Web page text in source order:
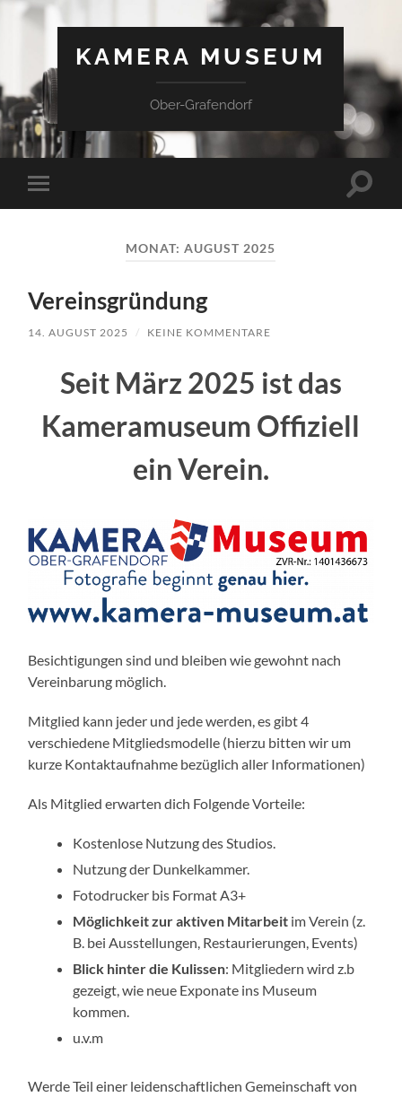
KAMERA MUSEUM
Ober-Grafendorf
Mobile-
Menü
MONAT:AUGUST 2025
Vereinsgründung
14. AUGUST 2025 / KEINE KOMMENTARE
Seit März 2025 ist das
Kameramuseum Offiziell
ein Verein.
Besichtigungen sind und bleiben wie gewohnt nach
Vereinbarung möglich.
Mitglied kann jeder und jede werden, es gibt 4
verschiedene Mitgliedsmodelle (hierzu bitten wir um
kurze Kontaktaufnahme bezüglich aller Informationen)
Als Mitglied erwarten dich Folgende Vorteile:
Kostenlose Nutzung des Studios.
Nutzung der Dunkelkammer.
Fotodrucker bis Format A3+
Möglichkeit zur aktiven Mitarbeit im Verein (z.
B. bei Ausstellungen, Restaurierungen, Events)
Blick hinter die Kulissen: Mitgliedern wird z.b
gezeigt, wie neue Exponate ins Museum
kommen.
u.v.m
Werde Teil einer leidenschaftlichen Gemeinschaft von